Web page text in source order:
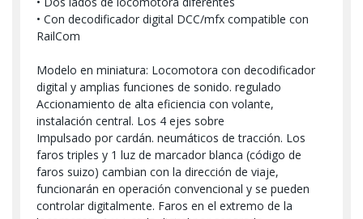
• Con decodificador digital DCC/mfx compatible con
RailCom
Modelo en miniatura: Locomotora con decodificador
digital y amplias funciones de sonido. regulado
Accionamiento de alta eficiencia con volante,
instalación central. Los 4 ejes sobre
Impulsado por cardán. neumáticos de tracción. Los
faros triples y 1 luz de marcador blanca (código de
faros suizo) cambian con la dirección de viaje,
funcionarán en operación convencional y se pueden
controlar digitalmente. Faros en el extremo de la